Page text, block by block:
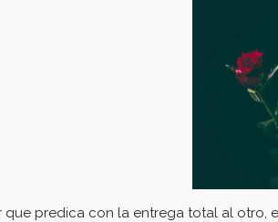
que predica con la entrega total al otro,